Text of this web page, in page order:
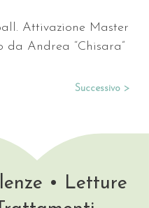
Attivazione Master
da Andrea “Chisara”
Successivo >
• Letture